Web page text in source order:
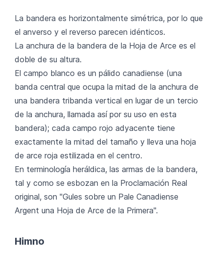
La bandera es horizontalmente simétrica, por lo que
el anverso y el reverso parecen idénticos.
La anchura de la bandera de la Hoja de Arce es el
doble de su altura.
El campo blanco es un pálido canadiense (una
banda central que ocupa la mitad de la anchura de
una bandera tribanda vertical en lugar de un tercio
de la anchura, llamada así por su uso en esta
bandera); cada campo rojo adyacente tiene
exactamente la mitad del tamaño y lleva una hoja
de arce roja estilizada en el centro.
En terminología heráldica, las armas de la bandera,
tal y como se esbozan en la Proclamación Real
original, son "Gules sobre un Pale Canadiense
Argent una Hoja de Arce de la Primera".
Himno